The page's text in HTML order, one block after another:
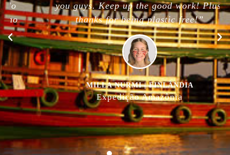
you guys. Keep up the good work! Plus,
thanks for being plastic free!”
MILLA NURMI | FINLÂNDIA
Expedição Amazônia